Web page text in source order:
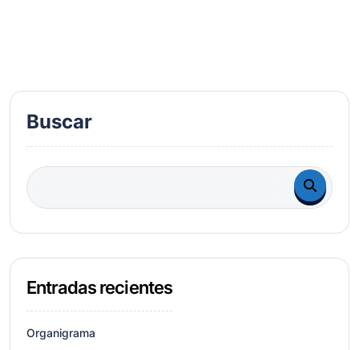
Buscar
Entradas recientes
Organigrama